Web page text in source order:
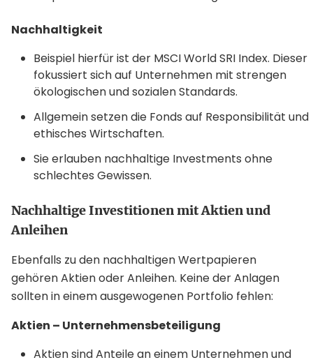
Nachhaltigkeit
Beispiel hierfür ist der MSCI World SRI Index. Dieser
fokussiert sich auf Unternehmen mit strengen
ökologischen und sozialen Standards.
Allgemein setzen die Fonds auf Responsibilität und
ethisches Wirtschaften.
Sie erlauben nachhaltige Investments ohne
schlechtes Gewissen.
Nachhaltige Investitionen mit Aktien und
Anleihen
Ebenfalls zu den nachhaltigen Wertpapieren
gehören Aktien oder Anleihen. Keine der Anlagen
sollten in einem ausgewogenen Portfolio fehlen:
Aktien – Unternehmensbeteiligung
Aktien sind Anteile an einem Unternehmen und